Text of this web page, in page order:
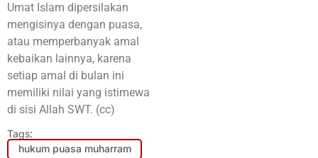
Umat Islam dipersilakan
mengisinya dengan puasa,
atau memperbanyak amal
kebaikan lainnya, karena
setiap amal di bulan ini
memiliki nilai yang istimewa
di sisi Allah SWT. (cc)
Tags:
hukum puasa muharram